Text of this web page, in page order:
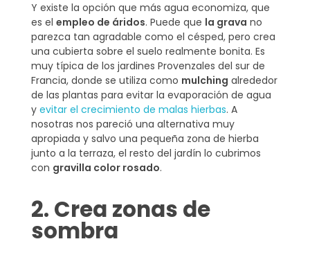
Y existe la opción que más agua economiza, que
es el empleo de áridos. Puede que la grava no
parezca tan agradable como el césped, pero crea
una cubierta sobre el suelo realmente bonita. Es
muy típica de los jardines Provenzales del sur de
Francia, donde se utiliza como mulching alrededor
de las plantas para evitar la evaporación de agua
y evitar el crecimiento de malas hierbas. A
nosotras nos pareció una alternativa muy
apropiada y salvo una pequeña zona de hierba
junto a la terraza, el resto del jardín lo cubrimos
con gravilla color rosado.
2. Crea zonas de
sombra